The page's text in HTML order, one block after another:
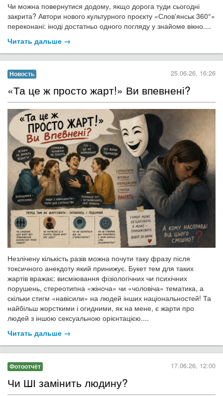
Чи можна повернутися додому, якщо дорога туди сьогодні
закрита? Автори нового культурного проєкту «Слов'янськ 360°»
переконані: іноді достатньо одного погляду у знайоме вікно....
Читать дальше →
Новость 25.06.26, 16:26
​«Та це ж просто жарт!» Ви впевнені?
Незлічену кількість разів можна почути таку фразу після
токсичного анекдоту який принижує. Букет тем для таких
жартів вражає: висміювання фізіологічних чи психічних
порушень, стереотипна «жіноча» чи «чоловіча» тематика, а
скільки стигм «навісили» на людей інших національностей! Та
найбільш жорсткими і огидними, як на мене, є жарти про
людей з іншою сексуальною орієнтацією....
Читать дальше →
Фотоотчёт 17.06.26, 12:00
Чи ШІ замінить людину?